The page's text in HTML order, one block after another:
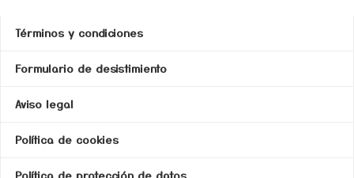
Términos y condiciones
Formulario de desistimiento
Aviso legal
Política de cookies